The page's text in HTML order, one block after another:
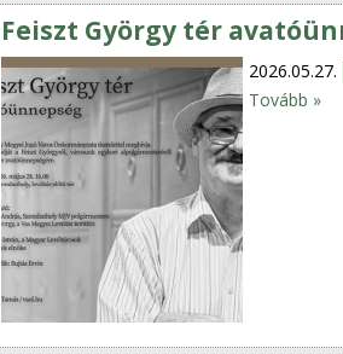
Feiszt György tér
2026.05.27.
Tovább »